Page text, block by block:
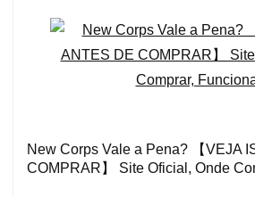
New Corps Vale a Pena? 【VEJA
COMPRAR】 Site Oficial, Onde